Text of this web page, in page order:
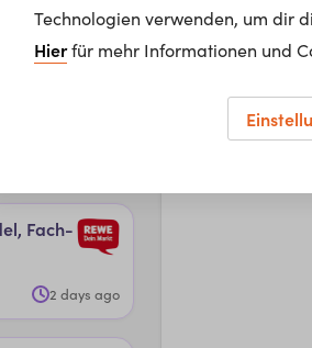
Augsburg,
­Fach­
2 days ago
Technologien verwenden, um dir
Hierfür mehr Informationen und